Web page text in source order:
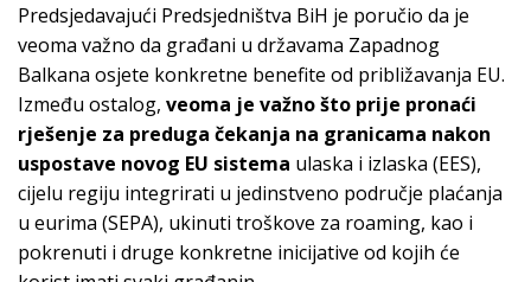
Predsjedavajući Predsjedništva BiH je poručio da je
veoma važno da građani u državama Zapadnog
Balkana osjete konkretne benefite od približavanja EU.
Između ostalog, veoma je važno što prije pronaći
rješenje za preduga čekanja na granicama nakon
uspostave novog EU sistema ulaska i izlaska (EES),
cijelu regiju integrirati u jedinstveno područje plaćanja
u eurima (SEPA), ukinuti troškove za roaming, kao i
pokrenuti i druge konkretne inicijative od kojih će